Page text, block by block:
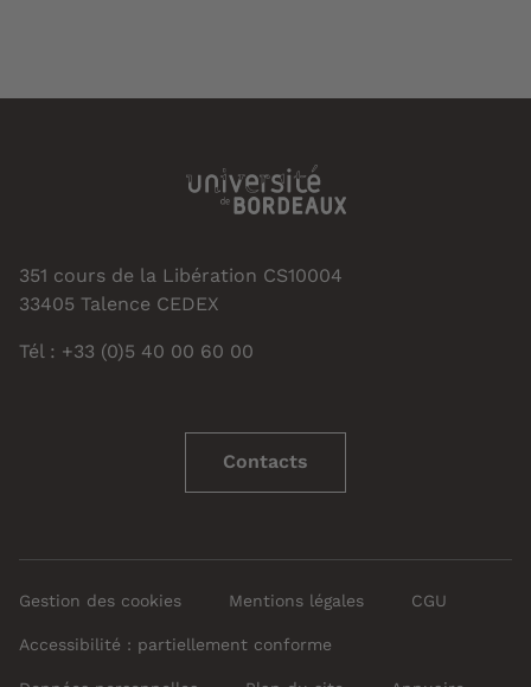
351 cours de la Libération CS10004
33405 Talence CEDEX
Tél : +33 (0)5 40 00 60 00
Contacts
Gestion des cookies Mentions légales CGU
Accessibilité : partiellement conforme